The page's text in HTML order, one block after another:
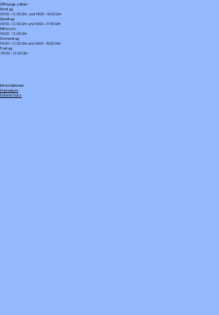
Öffnungszeiten
Montag:
09:00 – 12:00 Uhr und 14:00 – 16:00 Uhr
Dienstag:
09:00 – 12:00 Uhr und 14:00 – 17:30 Uhr
Mittwoch:
09:00 - 12:00 Uhr
Donnerstag:
09:00 – 12:00 Uhr und 14:00 – 16:00 Uhr
Freitag:
09:00 – 12:00 Uhr
Informationen
Impressum
Datenschutz